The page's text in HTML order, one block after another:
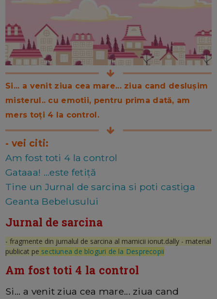
Si... a venit ziua cea mare... ziua cand deslușim
misterul.. cu emotii, pentru prima dată, am
mers toți 4 la control.
- vei citi:
Am fost toti 4 la control
Gataaa! ...este fetiță
Tine un Jurnal de sarcina si poti castiga
Geanta Bebelusului
Jurnal de sarcina
- fragmente din jurnalul de sarcina al mamicii ionut.dally - material
publicat pe sectiunea de bloguri de la Desprecopii
Am fost toti 4 la control
Si... a venit ziua cea mare... ziua cand